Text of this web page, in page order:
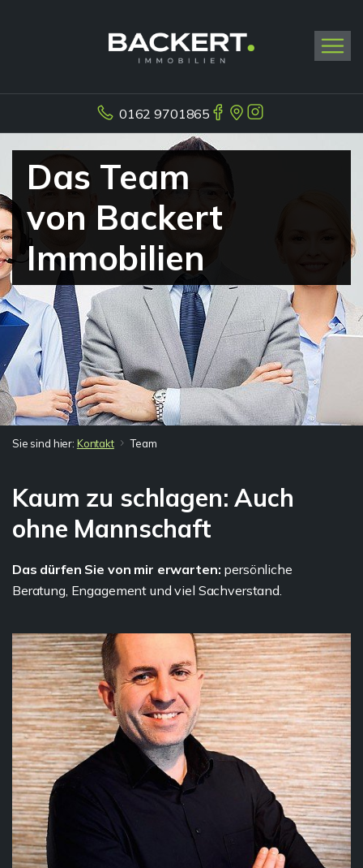
0162 9701865
Das Team
von Backert
Immobilien
Sie sind hier: Kontakt Team
Kaum zu schlagen: Auch
ohne Mannschaft
Das dürfen Sie von mir erwarten: persönliche
Beratung, Engagement und viel Sachverstand.